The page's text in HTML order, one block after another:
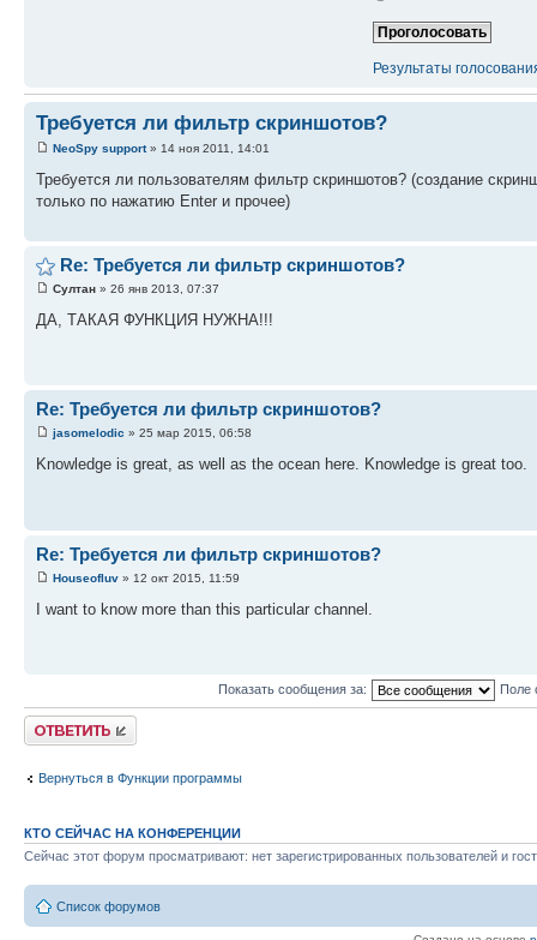
Результаты
Требуется ли фильтр скриншотов?
NeoSpy support» 14 ноя 2011, 14:01
Требуется ли пользователям фильтр скриншотов? (создание
только по нажатию Enter и прочее)
Re: Требуется ли фильтр скриншотов?
Султан » 26 янв 2013, 07:37
ДА, ТАКАЯ ФУНКЦИЯ НУЖНА!!!
Re: Требуется ли фильтр скриншотов?
jasomelodic » 25 мар 2015, 06:58
Knowledge is great, as well as the ocean here. Knowledge is great too.
Re: Требуется ли фильтр скриншотов?
Houseofluv » 12 окт 2015, 11:59
I want to know more than this particular channel.
Показать сообщения за: Поле
Ответить
Вернуться в Функции программы
КТО СЕЙЧАС НА КОНФЕРЕНЦИИ
Сейчас этот форум просматривают: нет зарегистрированных пользователей и
Список форумов